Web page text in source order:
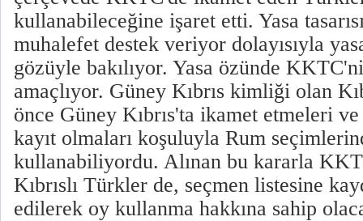
kullanabileceğine işaret etti. Yasa
muhalefet destek veriyor dolayısıyla
gözüyle bakılıyor. Yasa özünde
amaçlıyor. Güney Kıbrıs kimliği olan
önce Güney Kıbrıs'ta ikamet etmeleri
kayıt olmaları koşuluyla Rum
kullanabiliyordu. Alınan bu kararla
Kıbrıslı Türkler de, seçmen listesine
edilerek oy kullanma hakkına sahip